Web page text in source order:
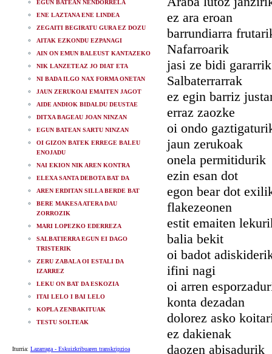
EGUN BATEAN NENDORRELA
ENE LAZTANA ENE LINDEA
ZEGAITI BEGIRATU GURA EZ DOZU
AITAK EZKONDU EZPANAGI
AIN ON EMUN BALEUST KANTAZEKO
NIK LANZETEAZ JO DIAT ETA
NI BADA ILGO NAX FORMA ONETAN
JAUN ZERUKOAI EMAITEN JAGOT
AIDE ANDIOK BIDALDU DEUSTAE
DITXA BAGEAU JOAN NINZAN
EGUN BATEAN SARTU NINZAN
OI GIZON BATEK ERREGE BALEU
ENOJADU
NAI EKION NIK AREN KONTRA
ELEXA SANTA DEBOTA BAT DA
AREN ERDITAN SILLA BERDE BAT
BERE MAKESA ATERA DAU
ZORROZIK
MARI LOPEZKO EDERREZA
SALBATIERRA EGUN EI DAGO
TRISTERIK
ZERU ZABALA OI ESTALI DA
IZARREZ
LEKU ON BAT DA ESKOZIA
ITAI LELO I BAI LELO
KOPLA ZENBAKITUAK
TESTU SOLTEAK
Iturria: Lazarraga - Eskuizkribuaren transkripzioa
ez ara eroan
barrundiarra
Nafarroarik
jasi ze bidi gararrik
Salbaterrarrak
ez egin barriz
erraz zaozke
oi ondo
jaun zerukoak
onela permitidurik
ezin esan dot
egon bear dot
flakezeonen
estit emaiten
balia bekit
oi badot
ifini nagi
oi arren
konta dezadan
dolorez asko
ez dakienak
daozen abisadurik